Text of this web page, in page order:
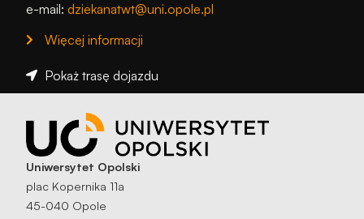
e-mail: dziekanatwt@uni.opole.pl
Więcej informacji
Pokaż trasę dojazdu
Uniwersytet Opolski
plac Kopernika 11a
45-040 Opole